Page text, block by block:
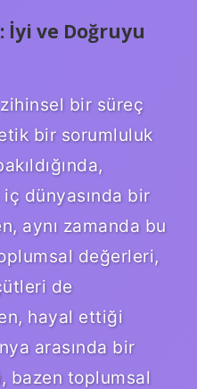
İyi ve Doğruyu
bir süreç
bir sorumluluk
dünyasında bir
aynı zamanda bu
değerleri,
de
hayal ettiği
arasında bir
bazen toplumsal